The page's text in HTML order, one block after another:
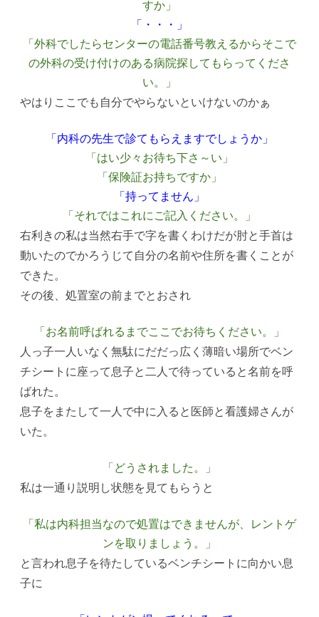
すか」
「・・・」
「外科でしたらセンターの電話番号教えるからそこで
の外科の受け付けのある病院探してもらってくださ
い。」
やはりここでも自分でやらないといけないのかぁ
「内科の先生で診てもらえますでしょうか」
「はい少々お待ち下さ～い」
「保険証お持ちですか」
「持ってません」
「それではこれにご記入ください。」
右利きの私は当然右手で字を書くわけだが肘と手首は
動いたのでかろうじて自分の名前や住所を書くことが
できた。
その後、処置室の前までとおされ
「お名前呼ばれるまでここでお待ちください。」
人っ子一人いなく無駄にだだっ広く薄暗い場所でベン
チシートに座って息子と二人で待っていると名前を呼
ばれた。
息子をまたして一人で中に入ると医師と看護婦さんが
いた。
「どうされました。」
私は一通り説明し状態を見てもらうと
「私は内科担当なので処置はできませんが、レントゲ
ンを取りましょう。」
と言われ息子を待たしているベンチシートに向かい息
子に